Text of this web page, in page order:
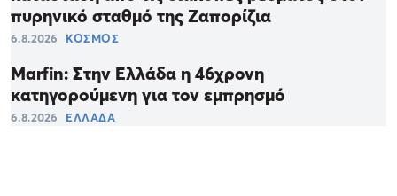
πυρηνικό σταθμό της Ζαπορίζια
6.8.2026 ΚΟΣΜΟΣ
Marfin: Στην Ελλάδα η 46χρονη
κατηγορούμενη για τον εμπρησμό
6.8.2026 ΕΛΛΑΔΑ